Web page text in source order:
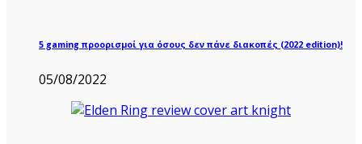
5 gaming προορισμοί για όσους δεν πάνε διακοπές (2022 edition)!
05/08/2022